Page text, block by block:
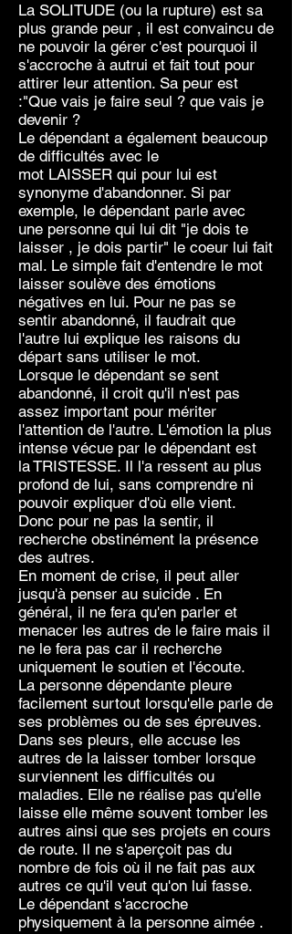
La SOLITUDE (ou la rupture) est sa
plus grande peur , il est convaincu de
ne pouvoir la gérer c'est pourquoi il
s'accroche à autrui et fait tout pour
attirer leur attention. Sa peur est
:"Que vais je faire seul ? que vais je
devenir ?
Le dépendant a également beaucoup
de difficultés avec le
mot LAISSER qui pour lui est
synonyme d'abandonner. Si par
exemple, le dépendant parle avec
une personne qui lui dit "je dois te
laisser , je dois partir" le coeur lui fait
mal. Le simple fait d'entendre le mot
laisser soulève des émotions
négatives en lui. Pour ne pas se
sentir abandonné, il faudrait que
l'autre lui explique les raisons du
départ sans utiliser le mot.
Lorsque le dépendant se sent
abandonné, il croit qu'il n'est pas
assez important pour mériter
l'attention de l'autre. L'émotion la plus
intense vécue par le dépendant est
la TRISTESSE. Il l'a ressent au plus
profond de lui, sans comprendre ni
pouvoir expliquer d'où elle vient.
Donc pour ne pas la sentir, il
recherche obstinément la présence
des autres.
En moment de crise, il peut aller
jusqu'à penser au suicide . En
général, il ne fera qu'en parler et
menacer les autres de le faire mais il
ne le fera pas car il recherche
uniquement le soutien et l'écoute.
La personne dépendante pleure
facilement surtout lorsqu'elle parle de
ses problèmes ou de ses épreuves.
Dans ses pleurs, elle accuse les
autres de la laisser tomber lorsque
surviennent les difficultés ou
maladies. Elle ne réalise pas qu'elle
laisse elle même souvent tomber les
autres ainsi que ses projets en cours
de route. Il ne s'aperçoit pas du
nombre de fois où il ne fait pas aux
autres ce qu'il veut qu'on lui fasse.
Le dépendant s'accroche
physiquement à la personne aimée .